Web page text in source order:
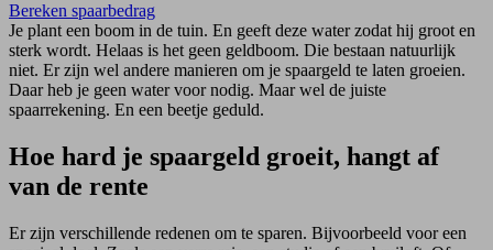
Bereken spaarbedrag
Je plant een boom in de tuin. En geeft deze water zodat hij groot en
sterk wordt. Helaas is het geen geldboom. Die bestaan natuurlijk
niet. Er zijn wel andere manieren om je spaargeld te laten groeien.
Daar heb je geen water voor nodig. Maar wel de juiste
spaarrekening. En een beetje geduld.
Hoe hard je spaargeld groeit, hangt af
van de rente
Er zijn verschillende redenen om te sparen. Bijvoorbeeld voor een